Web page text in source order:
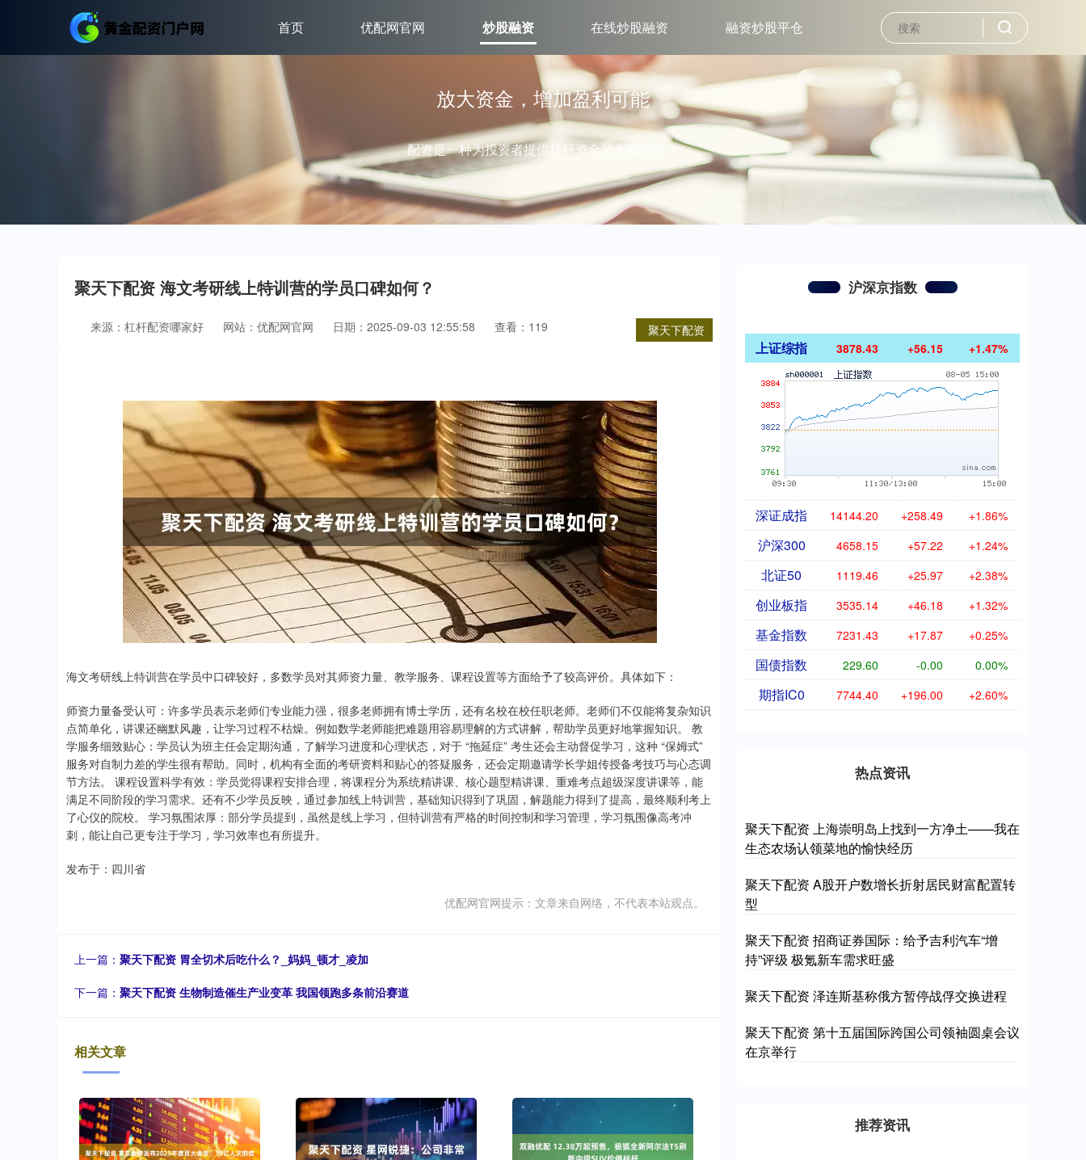
首页 优配网官网 炒股融资 在线炒股融资 融资炒股平仓
放大资金，增加盈利可能
配资是一种为投资者提供杠杆资金的金融服务！
聚天下配资 海文考研线上特训营的学员口碑如何？
聚天下配资
来源：杠杆配资哪家好 网站：优配网官网 日期：2025-09-03 12:55:58 查看：119
海文考研线上特训营在学员中口碑较好，多数学员对其师资力量、教学服务、课程设置等方面给予了较高评价。具体如下：
师资力量备受认可：许多学员表示老师们专业能力强，很多老师拥有博士学历，还有名校在校任职老师。老师们不仅能将复杂知识
点简单化，讲课还幽默风趣，让学习过程不枯燥。例如数学老师能把难题用容易理解的方式讲解，帮助学员更好地掌握知识。 教
学服务细致贴心：学员认为班主任会定期沟通，了解学习进度和心理状态，对于 “拖延症” 考生还会主动督促学习，这种 “保姆式”
服务对自制力差的学生很有帮助。同时，机构有全面的考研资料和贴心的答疑服务，还会定期邀请学长学姐传授备考技巧与心态调
节方法。 课程设置科学有效：学员觉得课程安排合理，将课程分为系统精讲课、核心题型精讲课、重难考点超级深度讲课等，能
满足不同阶段的学习需求。还有不少学员反映，通过参加线上特训营，基础知识得到了巩固，解题能力得到了提高，最终顺利考上
了心仪的院校。 学习氛围浓厚：部分学员提到，虽然是线上学习，但特训营有严格的时间控制和学习管理，学习氛围像高考冲
刺，能让自己更专注于学习，学习效率也有所提升。
发布于：四川省
优配网官网提示：文章来自网络，不代表本站观点。
上一篇： 聚天下配资 胃全切术后吃什么？_妈妈_顿才_凌加
下一篇： 聚天下配资 生物制造催生产业变革 我国领跑多条前沿赛道
相关文章
沪深京指数
上证综指 3878.43 +56.15 +1.47%
深证成指 14144.20 +258.49 +1.86%
沪深300 4658.15 +57.22 +1.24%
北证50 1119.46 +25.97 +2.38%
创业板指 3535.14 +46.18 +1.32%
基金指数 7231.43 +17.87 +0.25%
国债指数 229.60 -0.00 0.00%
期指IC0 7744.40 +196.00 +2.60%
热点资讯
聚天下配资 上海崇明岛上找到一方净土——我在
生态农场认领菜地的愉快经历
聚天下配资 A股开户数增长折射居民财富配置转
型
聚天下配资 招商证券国际：给予吉利汽车“增
持”评级 极氪新车需求旺盛
聚天下配资 泽连斯基称俄方暂停战俘交换进程
聚天下配资 第十五届国际跨国公司领袖圆桌会议
在京举行
推荐资讯